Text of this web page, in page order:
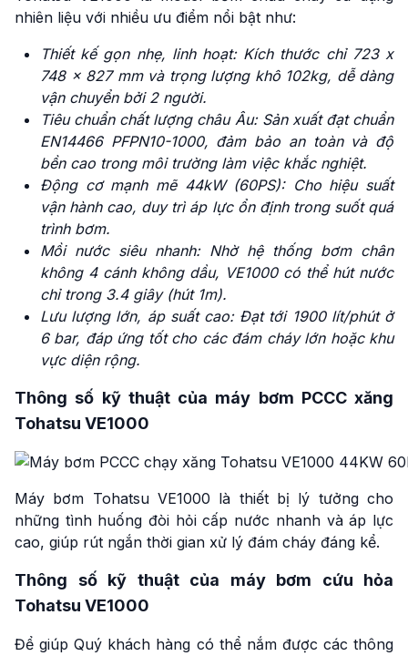
nhiên liệu với nhiều ưu điểm nổi bật như:
Thiết kế gọn nhẹ, linh hoạt: Kích thước chỉ 723 x
748 x 827 mm và trọng lượng khô 102kg, dễ dàng
vận chuyển bởi 2 người.
Tiêu chuẩn chất lượng châu Âu: Sản xuất đạt chuẩn
EN14466 PFPN10-1000, đảm bảo an toàn và độ
bền cao trong môi trường làm việc khắc nghiệt.
Động cơ mạnh mẽ 44kW (60PS): Cho hiệu suất
vận hành cao, duy trì áp lực ổn định trong suốt quá
trình bơm.
Mồi nước siêu nhanh: Nhờ hệ thống bơm chân
không 4 cánh không dầu, VE1000 có thể hút nước
chỉ trong 3.4 giây (hút 1m).
Lưu lượng lớn, áp suất cao: Đạt tới 1900 lít/phút ở
6 bar, đáp ứng tốt cho các đám cháy lớn hoặc khu
vực diện rộng.
Thông số kỹ thuật của máy bơm PCCC xăng
Tohatsu VE1000
Máy bơm Tohatsu VE1000 là thiết bị lý tưởng cho
những tình huống đòi hỏi cấp nước nhanh và áp lực
cao, giúp rút ngắn thời gian xử lý đám cháy đáng kể.
Thông số kỹ thuật của máy bơm cứu hỏa
Tohatsu VE1000
Để giúp Quý khách hàng có thể nắm được các thông